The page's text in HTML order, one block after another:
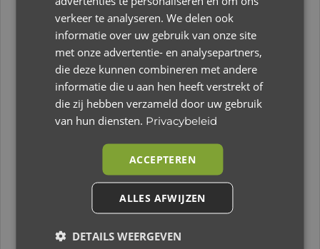
Brushed – Meadow Ecru
De Baby’s Only Deken – Merino Brushed –
Meadow Ecru biedt je kindje zacht comfort in
een rustige, natuurlijke kleur. Gemaakt van
100% geborsteld merinowol, voelt deze deken
zijdezacht aan en is hij van nature ademend en
temperatuurregulerend. Ideaal voor gebruik in
de wieg of kinderwagen. De ecrukleur past
perfect bij diverse interieurstijlen en is tijdloos
mooi. Dankzij de hypoallergene eigenschappen is
de deken geschikt voor de allerkleinsten. Een
fijne combinatie van comfort en stijl voor
verkeer te analyseren. We delen ook
informatie over uw gebruik van onze site
met onze advertentie- en analysepartners,
die deze kunnen combineren met andere
informatie die u aan hen heeft verstrekt of
die zij hebben verzameld door uw gebruik
van hun diensten. Privacybeleid
ACCEPTEREN
ALLES AFWIJZEN
DETAILS WEERGEVEN